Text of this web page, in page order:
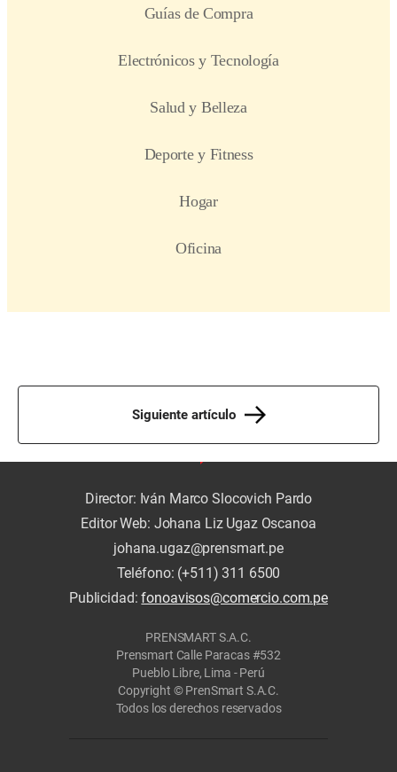
Siguiente artículo
Director: Iván Marco Slocovich Pardo
Editor Web: Johana Liz Ugaz Oscanoa
johana.ugaz@prensmart.pe
Teléfono: (+511) 311 6500
Publicidad:fonoavisos@comercio.com.pe
PRENSMART S.A.C.
Prensmart Calle Paracas #532
Pueblo Libre, Lima - Perú
Copyright © PrenSmart S.A.C.
Todos los derechos reservados